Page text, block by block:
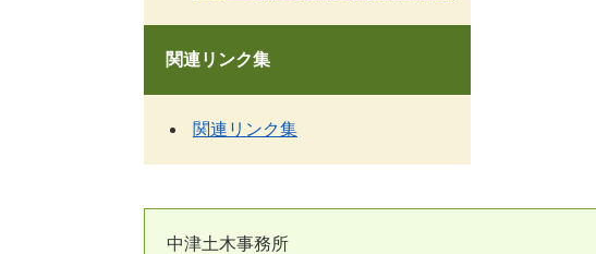
関連リンク集
関連リンク集
中津土木事務所